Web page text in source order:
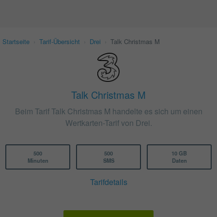
Startseite Tarif-Übersicht Drei Talk Christmas M
Talk Christmas M
Beim Tarif Talk Christmas M handelte es sich um einen
Wertkarten-Tarif von Drei.
500
Minuten
500
SMS
10 GB
Daten
Tarifdetails